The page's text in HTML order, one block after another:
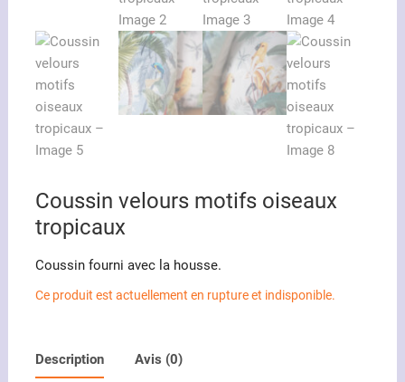
Coussin velours motifs oiseaux
tropicaux
Coussin fourni avec la housse.
Ce produit est actuellement en rupture et indisponible.
Description Avis (0)